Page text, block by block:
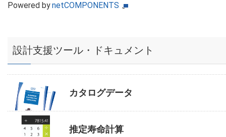
Powered bynetCOMPONENTS
設計支援ツール・ドキュメント
カタログデータ
推定寿命計算